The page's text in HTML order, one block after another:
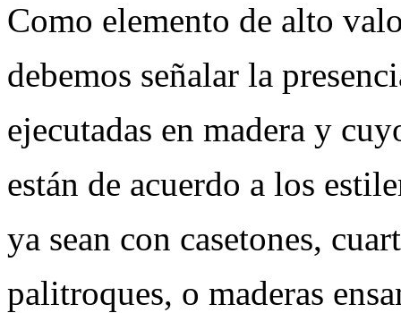
Como elemento de alto
debemos señalar la
ejecutadas en madera y
están de acuerdo a los
ya sean con casetones,
palitroques, o maderas